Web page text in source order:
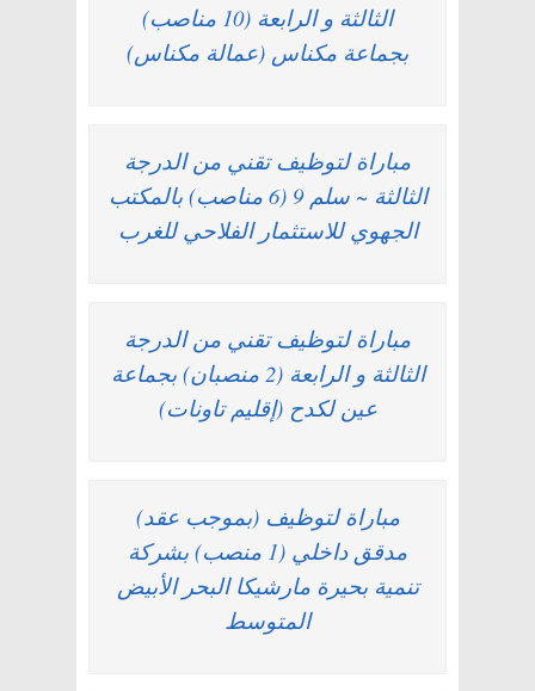
الثالثة و الرابعة (10 مناصب)
بجماعة مكناس (عمالة مكناس)
مباراة لتوظيف تقني من الدرجة
الثالثة ~ سلم 9 (6 مناصب) بالمكتب
الجهوي للاستثمار الفلاحي للغرب
مباراة لتوظيف تقني من الدرجة
الثالثة و الرابعة (2 منصبان) بجماعة
عين لكدح (إقليم تاونات)
مباراة لتوظيف (بموجب عقد)
مدقق داخلي (1 منصب) بشركة
تنمية بحيرة مارشيكا البحر الأبيض
المتوسط